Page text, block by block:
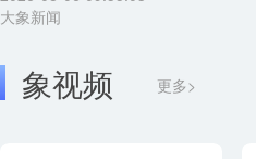
大象新闻
象视频 更多>